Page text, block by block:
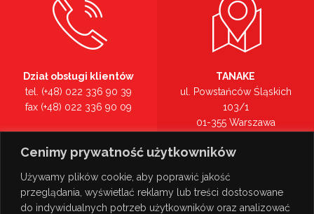
Cenimy prywatność użytkowników
Używamy plików cookie, aby poprawić jakość
przeglądania, wyświetlać reklamy lub treści dostosowane
do indywidualnych potrzeb użytkowników oraz analizować
Dział obsługi klientów
tel. (+48) 022 336 90 39
fax (+48) 022 336 90 09
tel. (+48) 022 336 90 00
TANAKE
ul. Powstańców Śląskich
103/1
01-355 Warszawa
Zobacz na mapie >